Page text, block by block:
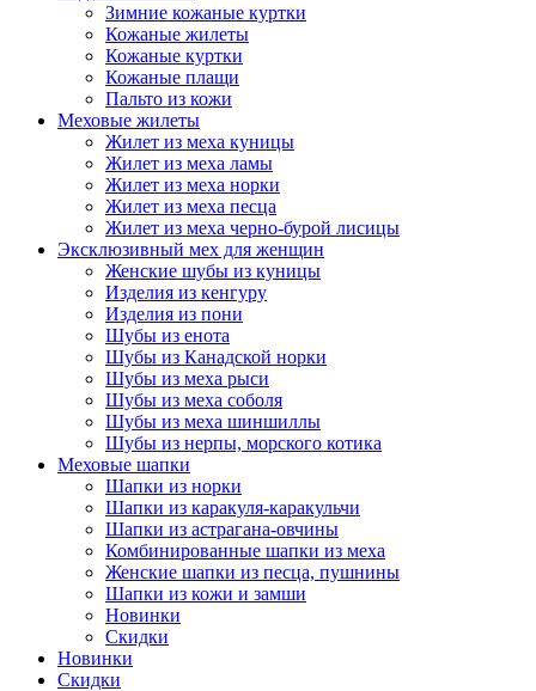
Зимние кожаные куртки
Кожаные жилеты
Кожаные куртки
Кожаные плащи
Пальто из кожи
Меховые жилеты
Жилет из меха куницы
Жилет из меха ламы
Жилет из меха норки
Жилет из меха песца
Жилет из меха черно-бурой лисицы
Эксклюзивный мех для женщин
Женские шубы из куницы
Изделия из кенгуру
Изделия из пони
Шубы из енота
Шубы из Канадской норки
Шубы из меха рыси
Шубы из меха соболя
Шубы из меха шиншиллы
Шубы из нерпы, морского котика
Меховые шапки
Шапки из норки
Шапки из каракуля-каракульчи
Шапки из астрагана-овчины
Комбинированные шапки из меха
Женские шапки из песца, пушнины
Шапки из кожи и замши
Новинки
Скидки
Новинки
Скидки